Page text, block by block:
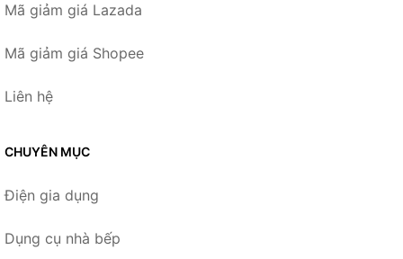
Mã giảm giá Lazada
Mã giảm giá Shopee
Liên hệ
CHUYÊN MỤC
Điện gia dụng
Dụng cụ nhà bếp